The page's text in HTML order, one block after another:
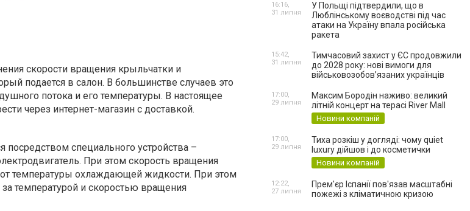
скорости вращения крыльчатки и
подается в салон. В большинстве случаев это
потока и его температуры. В настоящее
через интернет-магазин с доставкой.
посредством специального устройства –
При этом скорость вращения
от температуры охлаждающей жидкости. При этом
за температурой и скоростью вращения
У Польщі підтвердили, що в
Люблінському воєводстві під час
атаки на Україну впала російська
ракета
16:16,
31 липня
Тимчасовий захист у ЄС продовжили
до 2028 року: нові вимоги для
військовозобов’язаних українців
15:42,
31 липня
Максим Бородін наживо: великий
літній концерт на терасі River Mall
Новини компаній
17:00,
29 липня
Тиха розкіш у догляді: чому quiet
luxury дійшов і до косметички
Новини компаній
17:00,
29 липня
Прем'єр Іспанії пов'язав масштабні
пожежі з кліматичною кризою
12:22,
27 липня